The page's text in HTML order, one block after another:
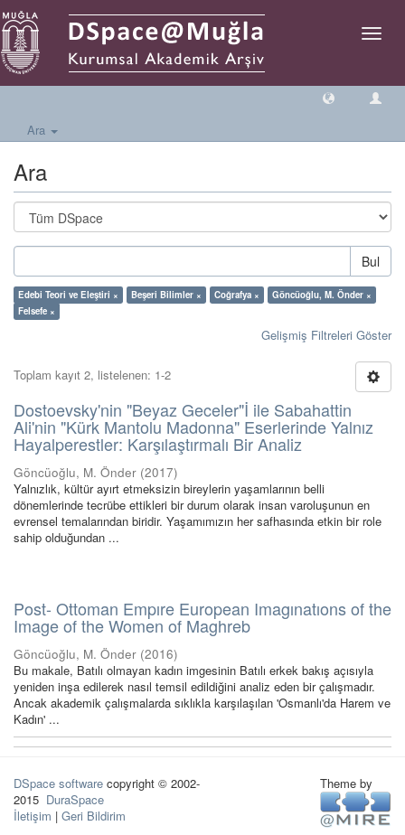
Geçiş
Ara
Ara
Bul
Edebi Teori ve Eleştiri × Beşeri Bilimler × Coğrafya ×
Göncüoğlu, M. Önder ×
Felsefe ×
Gelişmiş Filtreleri Göster
Toplam kayıt 2, listelenen: 1-2
Dostoevsky'nin "Beyaz Geceler"İ ile Sabahattin
Ali'nin "Kürk Mantolu Madonna" Eserlerinde Yalnız
Hayalperestler: Karşılaştırmalı Bir Analiz
Göncüoğlu, M. Önder (2017)
Yalnızlık, kültür ayırt etmeksizin bireylerin yaşamlarının belli
dönemlerinde tecrübe ettikleri bir durum olarak insan varoluşunun en
evrensel temalarından biridir. Yaşamımızın her safhasında etkin bir role
sahip olduğundan ...
Post- Ottoman Empıre European Imagınatıons of the
Image of the Women of Maghreb
Göncüoğlu, M. Önder (2016)
Bu makale, Batılı olmayan kadın imgesinin Batılı erkek bakış açısıyla
yeniden inşa edilerek nasıl temsil edildiğini analiz eden bir çalışmadır.
Ancak akademik çalışmalarda sıklıkla karşılaşılan 'Osmanlı'da Harem ve
Kadın' ...
DSpace software copyright © 2002-
2015 DuraSpace
İletişim | Geri Bildirim
Theme by